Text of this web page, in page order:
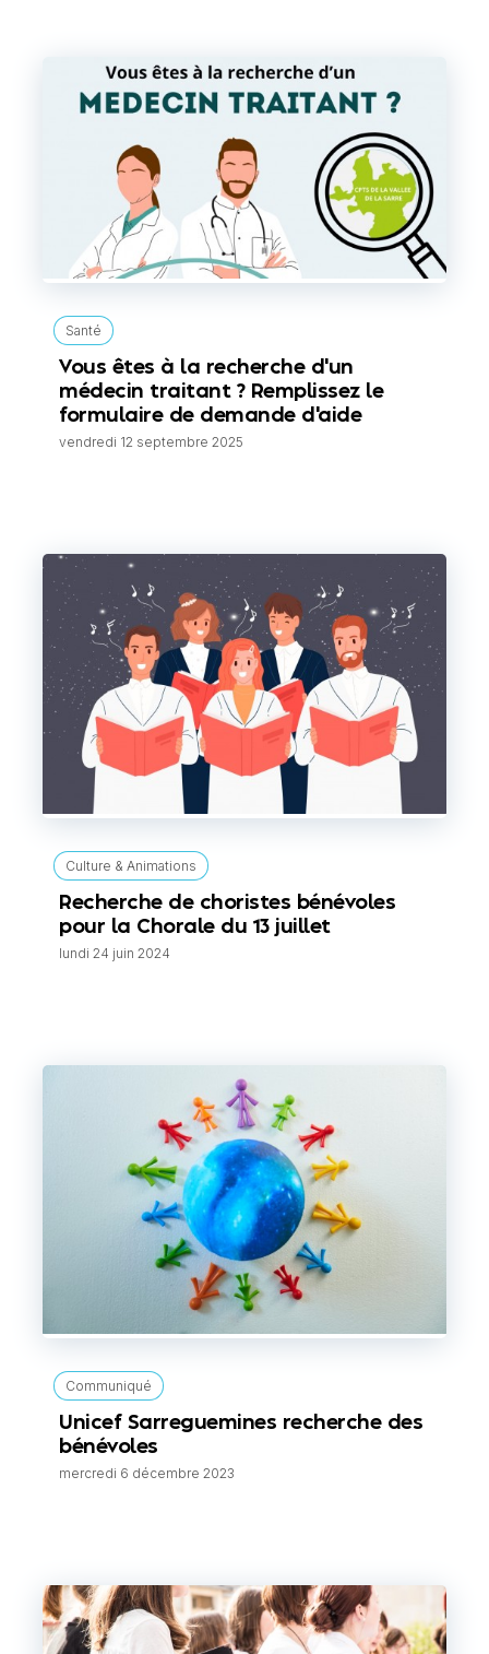
Santé
Vous êtes à la recherche d'un
médecin traitant ? Remplissez le
formulaire de demande d'aide
vendredi 12 septembre 2025
Culture & Animations
Recherche de choristes bénévoles
pour la Chorale du 13 juillet
lundi 24 juin 2024
Communiqué
Unicef Sarreguemines recherche des
bénévoles
mercredi 6 décembre 2023